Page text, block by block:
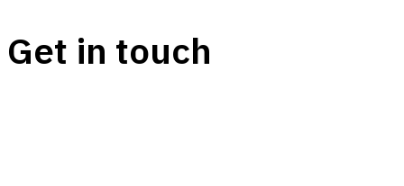
Get in touch